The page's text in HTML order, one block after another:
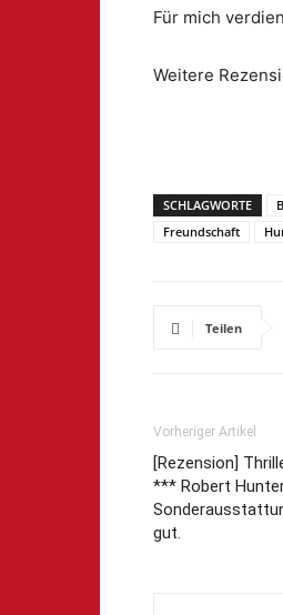
Für mich
Weitere
SCHLAGWORTE
Freundschaft
Teilen
Vorheriger Artikel
[Rezension]
*** Robert
gut.